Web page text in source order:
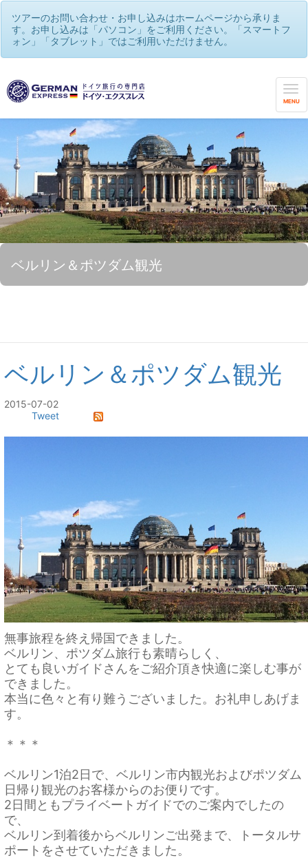
ツアーのお問い合わせ・お申し込みはホームページから承りま
す。お申し込みは「パソコン」をご利用ください。「スマートフ
ォン」「タブレット」ではご利用いただけません。
MENU
ベルリン＆ポツダム観光
ベルリン＆ポツダム観光
2015-07-02
Tweet
無事旅程を終え帰国できました。
ベルリン、ポツダム旅行も素晴らしく、
とても良いガイドさんをご紹介頂き快適に楽しむ事が
できました。
本当に色々と有り難うございました。お礼申しあげま
す。
＊＊＊
ベルリン1泊2日で、ベルリン市内観光およびポツダム
日帰り観光のお客様からのお便りです。
2日間ともプライベートガイドでのご案内でしたの
で、
ベルリン到着後からベルリンご出発まで、トータルサ
ポートをさせていただきました。